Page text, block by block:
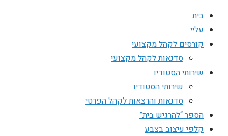
בית
עליי
קורסים לקהל מקצועי
סדנאות לקהל מקצועי
שירותי הסטודיו
שירותי הסטודיו
סדנאות והרצאות לקהל הפרטי
הספר “להרגיש בית”
קלפי עיצוב בצבע